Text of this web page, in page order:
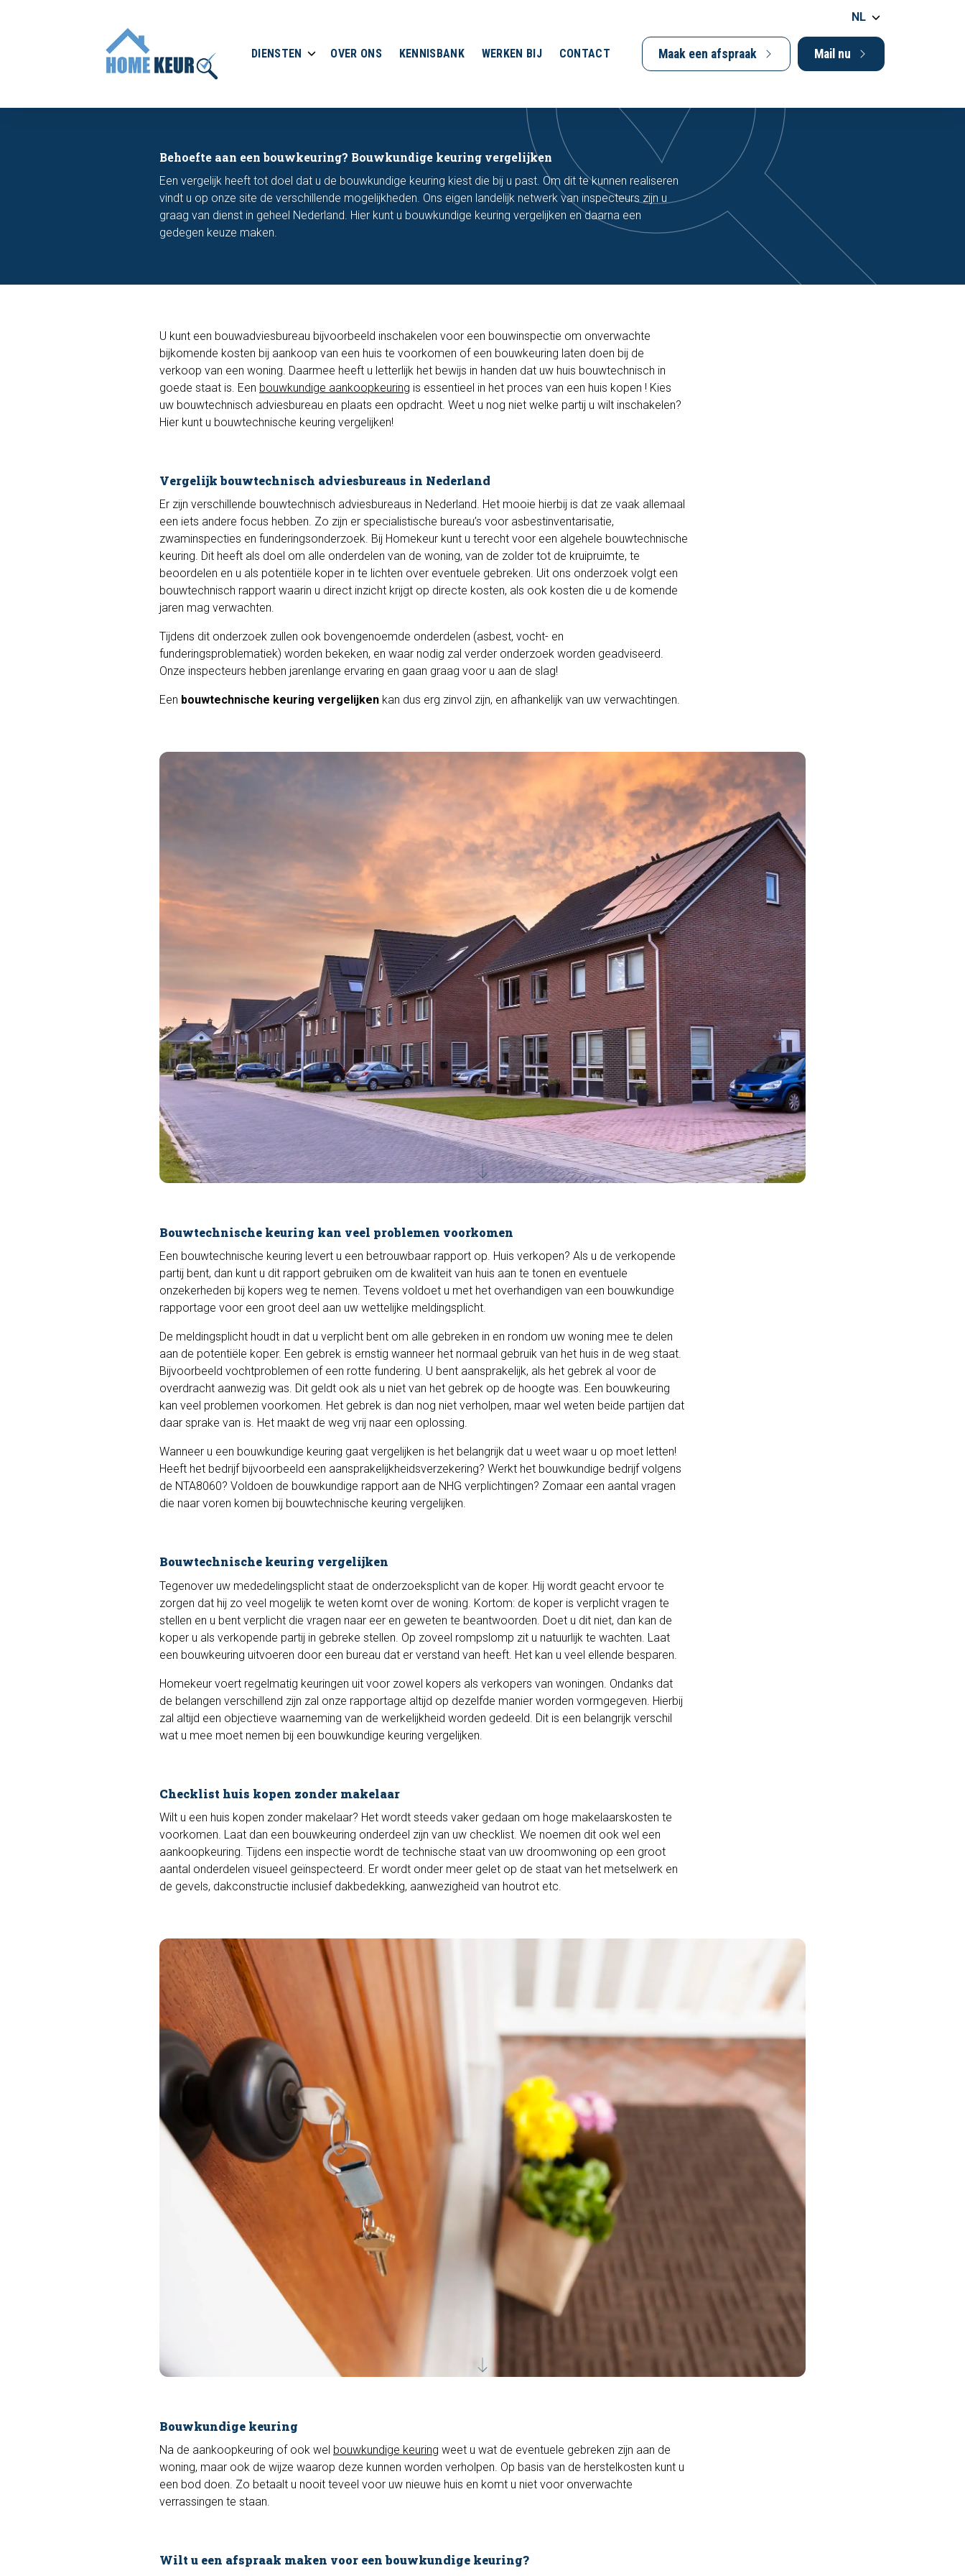
DIENSTEN OVER ONS KENNISBANK WERKEN BIJ CONTACT
NL
Maak een afspraak Mail nu
Behoefte aan een bouwkeuring? Bouwkundige keuring vergelijken
Een vergelijk heeft tot doel dat u de bouwkundige keuring kiest die bij u past. Om dit te kunnen realiseren
vindt u op onze site de verschillende mogelijkheden. Ons eigen landelijk netwerk van inspecteurs zijn u
graag van dienst in geheel Nederland. Hier kunt u bouwkundige keuring vergelijken en daarna een
gedegen keuze maken.
U kunt een bouwadviesbureau bijvoorbeeld inschakelen voor een bouwinspectie om onverwachte
bijkomende kosten bij aankoop van een huis te voorkomen of een bouwkeuring laten doen bij de
verkoop van een woning. Daarmee heeft u letterlijk het bewijs in handen dat uw huis bouwtechnisch in
goede staat is. Een bouwkundige aankoopkeuring is essentieel in het proces van een huis kopen ! Kies
uw bouwtechnisch adviesbureau en plaats een opdracht. Weet u nog niet welke partij u wilt inschakelen?
Hier kunt u bouwtechnische keuring vergelijken!
Vergelijk bouwtechnisch adviesbureaus in Nederland
Er zijn verschillende bouwtechnisch adviesbureaus in Nederland. Het mooie hierbij is dat ze vaak allemaal
een iets andere focus hebben. Zo zijn er specialistische bureau’s voor asbestinventarisatie,
zwaminspecties en funderingsonderzoek. Bij Homekeur kunt u terecht voor een algehele bouwtechnische
keuring. Dit heeft als doel om alle onderdelen van de woning, van de zolder tot de kruipruimte, te
beoordelen en u als potentiële koper in te lichten over eventuele gebreken. Uit ons onderzoek volgt een
bouwtechnisch rapport waarin u direct inzicht krijgt op directe kosten, als ook kosten die u de komende
jaren mag verwachten.
Tijdens dit onderzoek zullen ook bovengenoemde onderdelen (asbest, vocht- en
funderingsproblematiek) worden bekeken, en waar nodig zal verder onderzoek worden geadviseerd.
Onze inspecteurs hebben jarenlange ervaring en gaan graag voor u aan de slag!
Een bouwtechnische keuring vergelijken kan dus erg zinvol zijn, en afhankelijk van uw verwachtingen.
Bouwtechnische keuring kan veel problemen voorkomen
Een bouwtechnische keuring levert u een betrouwbaar rapport op. Huis verkopen? Als u de verkopende
partij bent, dan kunt u dit rapport gebruiken om de kwaliteit van huis aan te tonen en eventuele
onzekerheden bij kopers weg te nemen. Tevens voldoet u met het overhandigen van een bouwkundige
rapportage voor een groot deel aan uw wettelijke meldingsplicht.
De meldingsplicht houdt in dat u verplicht bent om alle gebreken in en rondom uw woning mee te delen
aan de potentiële koper. Een gebrek is ernstig wanneer het normaal gebruik van het huis in de weg staat.
Bijvoorbeeld vochtproblemen of een rotte fundering. U bent aansprakelijk, als het gebrek al voor de
overdracht aanwezig was. Dit geldt ook als u niet van het gebrek op de hoogte was. Een bouwkeuring
kan veel problemen voorkomen. Het gebrek is dan nog niet verholpen, maar wel weten beide partijen dat
daar sprake van is. Het maakt de weg vrij naar een oplossing.
Wanneer u een bouwkundige keuring gaat vergelijken is het belangrijk dat u weet waar u op moet letten!
Heeft het bedrijf bijvoorbeeld een aansprakelijkheidsverzekering? Werkt het bouwkundige bedrijf volgens
de NTA8060? Voldoen de bouwkundige rapport aan de NHG verplichtingen? Zomaar een aantal vragen
die naar voren komen bij bouwtechnische keuring vergelijken.
Bouwtechnische keuring vergelijken
Tegenover uw mededelingsplicht staat de onderzoeksplicht van de koper. Hij wordt geacht ervoor te
zorgen dat hij zo veel mogelijk te weten komt over de woning. Kortom: de koper is verplicht vragen te
stellen en u bent verplicht die vragen naar eer en geweten te beantwoorden. Doet u dit niet, dan kan de
koper u als verkopende partij in gebreke stellen. Op zoveel rompslomp zit u natuurlijk te wachten. Laat
een bouwkeuring uitvoeren door een bureau dat er verstand van heeft. Het kan u veel ellende besparen.
Homekeur voert regelmatig keuringen uit voor zowel kopers als verkopers van woningen. Ondanks dat
de belangen verschillend zijn zal onze rapportage altijd op dezelfde manier worden vormgegeven. Hierbij
zal altijd een objectieve waarneming van de werkelijkheid worden gedeeld. Dit is een belangrijk verschil
wat u mee moet nemen bij een bouwkundige keuring vergelijken.
Checklist huis kopen zonder makelaar
Wilt u een huis kopen zonder makelaar? Het wordt steeds vaker gedaan om hoge makelaarskosten te
voorkomen. Laat dan een bouwkeuring onderdeel zijn van uw checklist. We noemen dit ook wel een
aankoopkeuring. Tijdens een inspectie wordt de technische staat van uw droomwoning op een groot
aantal onderdelen visueel geïnspecteerd. Er wordt onder meer gelet op de staat van het metselwerk en
de gevels, dakconstructie inclusief dakbedekking, aanwezigheid van houtrot etc.
Bouwkundige keuring
Na de aankoopkeuring of ook wel bouwkundige keuring weet u wat de eventuele gebreken zijn aan de
woning, maar ook de wijze waarop deze kunnen worden verholpen. Op basis van de herstelkosten kunt u
een bod doen. Zo betaalt u nooit teveel voor uw nieuwe huis en komt u niet voor onverwachte
verrassingen te staan.
Wilt u een afspraak maken voor een bouwkundige keuring?